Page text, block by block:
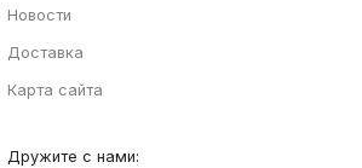
Новости
Доставка
Карта сайта
Дружите с нами: